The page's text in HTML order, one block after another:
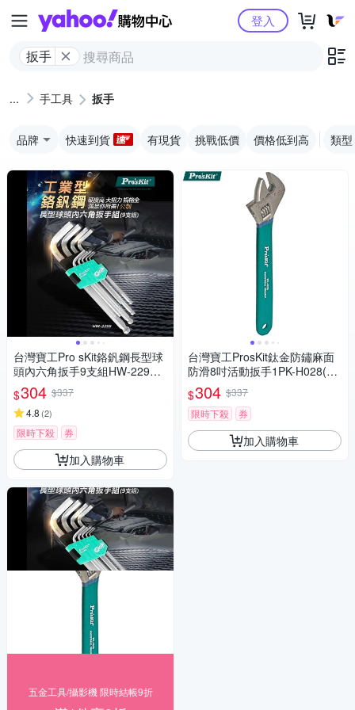
Yahoo購物中心
扳手
登入
手工具 扳手
品牌 快速到貨 有現貨 挑戰低價 價格低到高 類型
台灣寶工Pro sKit鉻釩鋼長型球
頭內六角扳手9支組HW-229B
(德國GS認証)內六角板手內6角
板手球頭扳手
$304 $337
4.8 (2)
限時下殺 券
加入購物車
五金工具/攝影機 限時結帳9折
台灣寶工ProsKit鈦金防鏽麻面
防滑8吋活動扳手1PK-H028(耐
腐蝕;最大2.5公分刻度;S50C碳
鋼)五金板手扳頭士巴拿wrench
$304 $337
限時下殺
券
加入購物車